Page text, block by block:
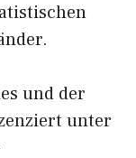
und der
unter